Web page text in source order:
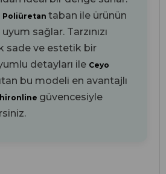
Poliüretan taban ile ürünün
sağlar. Tarzınızı
sade ve estetik bir
detayları ile Ceyo
bu modeli en avantajlı
güvencesiyle